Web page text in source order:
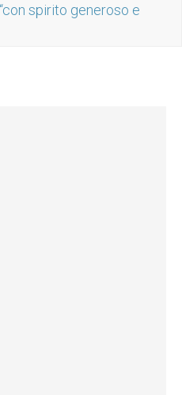
spirito generoso e